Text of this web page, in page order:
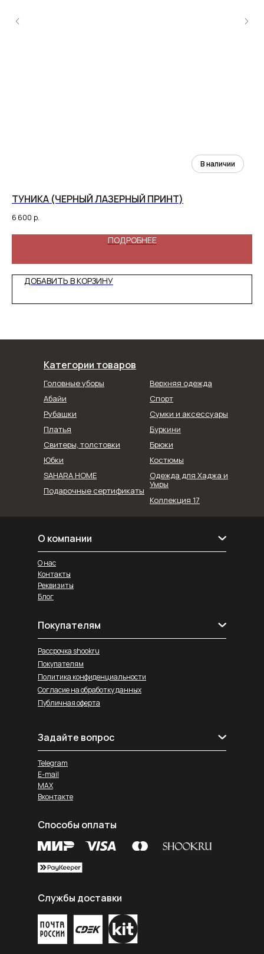
ТУНИКА (ЧЕРНЫЙ ЛАЗЕРНЫЙ ПРИНТ)
6 600 р.
ПОДРОБНЕЕ
ДОБАВИТЬ В КОРЗИНУ
Категории товаров
Головные уборы
Абайи
Рубашки
Коллекция 17
Спорт
Верхняя одежда
Сумки и аксессуары
Юбки
Брюки
SAHARA HOME
Платья
Свитеры, толстовки
Буркини
Костюмы
Подарочные сертификаты
Одежда для Хаджа и
Умры
О компании
Реквизиты
Блог
О нас
Контакты
Покупателям
Рассрочка shookru
Покупателям
Политика конфиденциальности
Согласие на обработку данных
Публичная оферта
Задайте вопрос
Telegram
E-mail
MAX
Вконтакте
Службы доставки
Способы оплаты